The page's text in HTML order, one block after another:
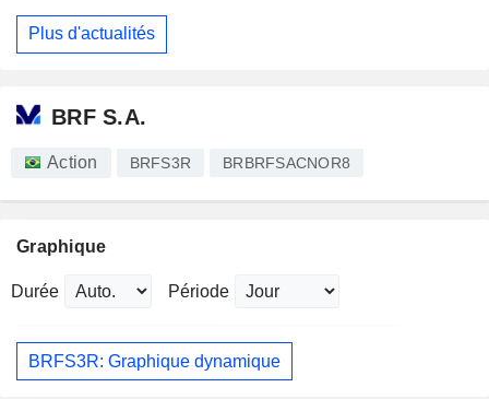
Plus d'actualités
BRF S.A.
Action BRFS3R BRBRFSACNOR8
Graphique
Durée Période
BRFS3R: Graphique dynamique